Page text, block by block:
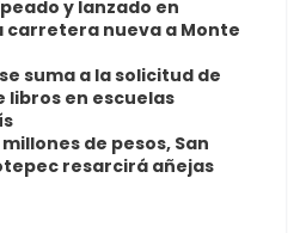
y lanzado en
carretera nueva a Monte
suma a la solicitud de
libros en escuelas
de pesos, San
resarcirá añejas